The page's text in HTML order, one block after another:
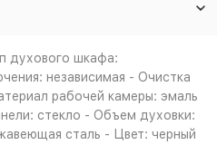
духового шкафа:
независимая - Очистка
рабочей камеры: эмаль
стекло - Объем духовки:
сталь - Цвет: черный